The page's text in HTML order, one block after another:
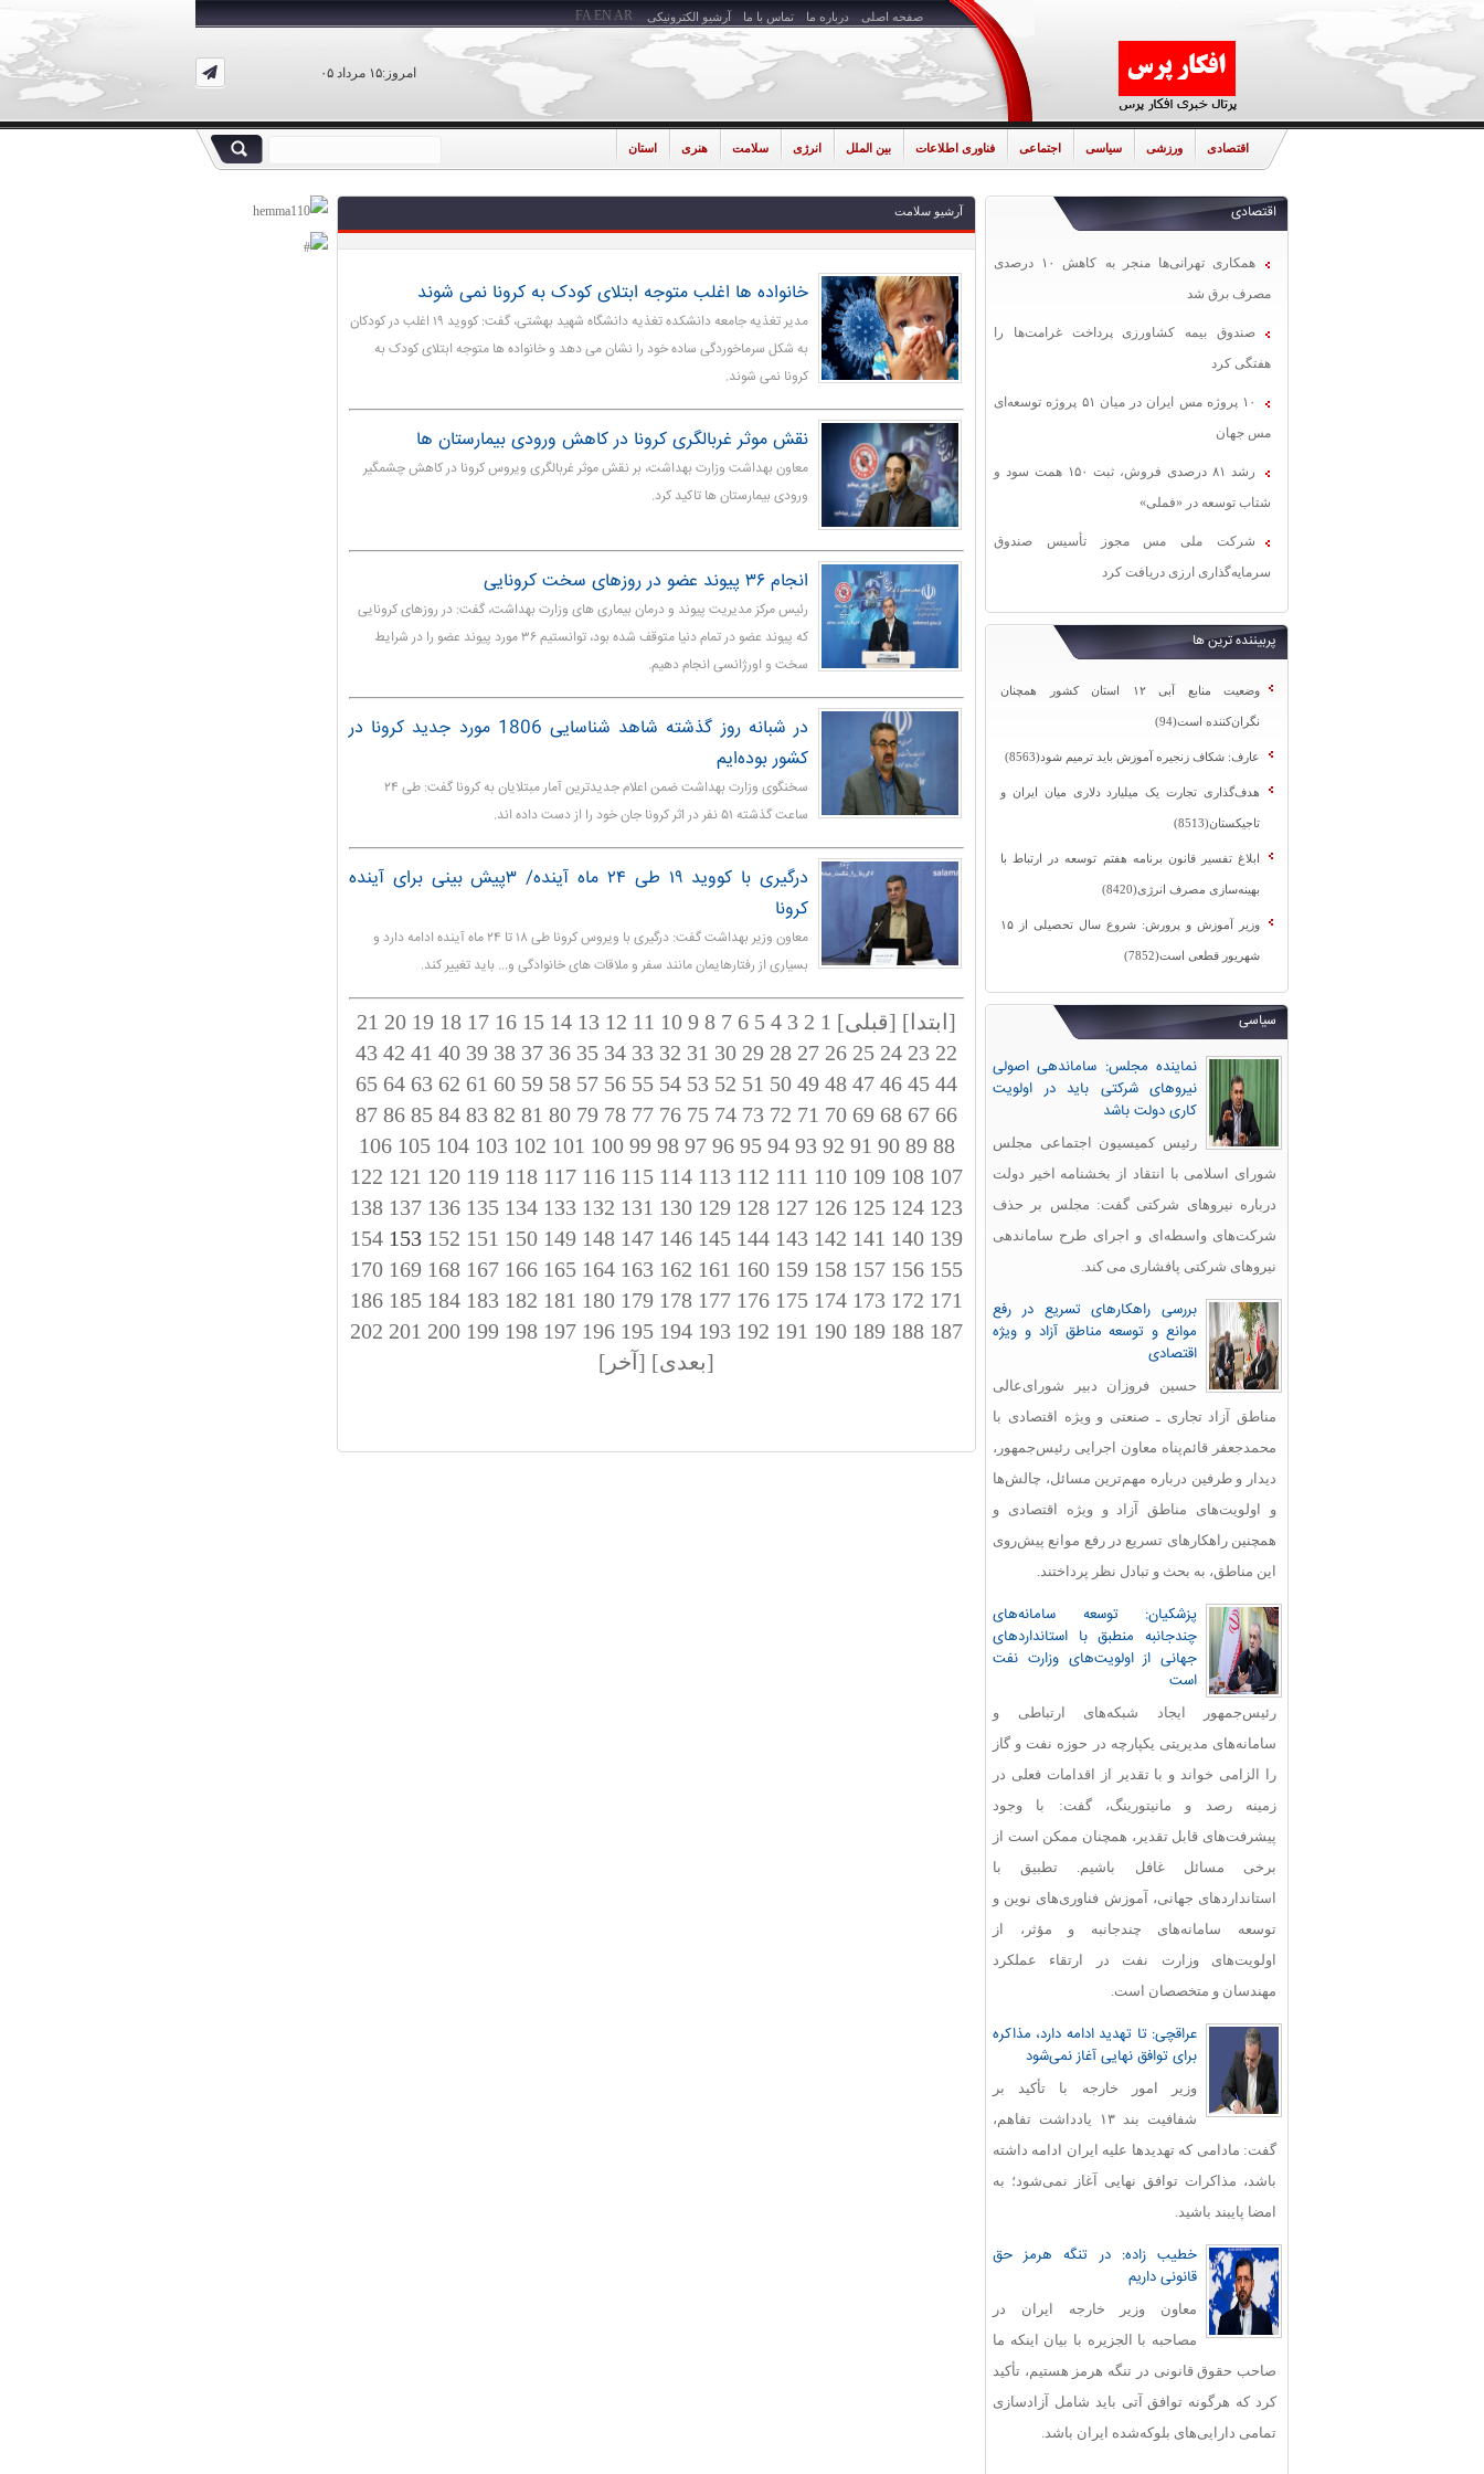
صفحه اصلی درباره ما تماس با ما آرشیو الکترونیکی
امروز:۱۵ مرداد ۰۵
FA EN AR
اقتصادی ورزشی سیاسی اجتماعی فناوری اطلاعات بین الملل انرژی سلامت هنری استان
اقتصادی
همکاری تهرانی‌ها منجر به کاهش ۱۰ درصدی
مصرف برق شد
صندوق بیمه کشاورزی پرداخت غرامت‌ها را
هفتگی کرد
۱۰ پروژه مس ایران در میان ۵۱ پروژه توسعه‌ای
مس جهان
رشد ۸۱ درصدی فروش، ثبت ۱۵۰ همت سود و
شتاب توسعه در «فملی»
شرکت ملی مس مجوز تأسیس صندوق
سرمایه‌گذاری ارزی دریافت کرد
پربیننده ترین ها
وضعیت منابع آبی ۱۲ استان کشور همچنان
نگران‌کننده است(94)
عارف: شکاف زنجیره آموزش باید ترمیم شود(8563)
هدف‌گذاری تجارت یک میلیارد دلاری میان ایران و
تاجیکستان(8513)
ابلاغ تفسیر قانون برنامه هفتم توسعه در ارتباط با
بهینه‌سازی مصرف انرژی(8420)
وزیر آموزش و پرورش: شروع سال تحصیلی از ۱۵
شهریور قطعی است(7852)
سیاسی
نماینده مجلس: ساماندهی اصولی
نیروهای شرکتی باید در اولویت
کاری دولت باشد
رئیس کمیسیون اجتماعی مجلس
شورای اسلامی با انتقاد از بخشنامه اخیر دولت
درباره نیروهای شرکتی گفت: مجلس بر حذف
شرکت‌های واسطه‌ای و اجرای طرح ساماندهی
نیروهای شرکتی پافشاری می کند.
بررسی راهکارهای تسریع در رفع
موانع و توسعه مناطق آزاد و ویژه
اقتصادی
حسین فروزان دبیر شورای‌عالی
مناطق آزاد تجاری ـ صنعتی و ویژه اقتصادی با
محمدجعفر قائم‌پناه معاون اجرایی رئیس‌جمهور،
دیدار و طرفین درباره مهم‌ترین مسائل، چالش‌ها
و اولویت‌های مناطق آزاد و ویژه اقتصادی و
همچنین راهکارهای تسریع در رفع موانع پیش‌روی
این مناطق، به بحث و تبادل نظر پرداختند.
پزشکیان: توسعه سامانه‌های
چندجانبه منطبق با استانداردهای
جهانی از اولویت‌های وزارت نفت
است
رئیس‌جمهور ایجاد شبکه‌های ارتباطی و
سامانه‌های مدیریتی یکپارچه در حوزه نفت و گاز
را الزامی خواند و با تقدیر از اقدامات فعلی در
زمینه رصد و مانیتورینگ، گفت: با وجود
پیشرفت‌های قابل‌ تقدیر، همچنان ممکن است از
برخی مسائل غافل باشیم. تطبیق با
استانداردهای جهانی، آموزش فناوری‌های نوین و
توسعه سامانه‌های چندجانبه و مؤثر، از
اولویت‌های وزارت نفت در ارتقاء عملکرد
مهندسان و متخصصان است.
عراقچی: تا تهدید ادامه دارد، مذاکره
برای توافق نهایی آغاز نمی‌شود
وزیر امور خارجه با تأکید بر
شفافیت بند ۱۳ یادداشت تفاهم،
گفت: مادامی که تهدیدها علیه ایران ادامه داشته
باشد، مذاکرات توافق نهایی آغاز نمی‌شود؛ به
امضا پایبند باشید.
خطیب زاده: در تنگه هرمز حق
قانونی داریم
معاون وزیر خارجه ایران در
مصاحبه با الجزیره با بیان اینکه ما
صاحب حقوق قانونی در تنگه هرمز هستیم، تأکید
کرد که هرگونه توافق آتی باید شامل آزادسازی
تمامی دارایی‌های بلوکه‌شده ایران باشد.
آرشیو سلامت
خانواده ها اغلب متوجه ابتلای کودک به کرونا نمی شوند
مدیر تغذیه جامعه دانشکده تغذیه دانشگاه شهید بهشتی، گفت: کووید ۱۹ اغلب در کودکان
به شکل سرماخوردگی ساده خود را نشان می دهد و خانواده ها متوجه ابتلای کودک به
کرونا نمی شوند.
نقش موثر غربالگری کرونا در کاهش ورودی بیمارستان ها
معاون بهداشت وزارت بهداشت، بر نقش موثر غربالگری ویروس کرونا در کاهش چشمگیر
ورودی بیمارستان ها تاکید کرد.
انجام ۳۶ پیوند عضو در روزهای سخت کرونایی
رئیس مرکز مدیریت پیوند و درمان بیماری های وزارت بهداشت، گفت: در روزهای کرونایی
که پیوند عضو در تمام دنیا متوقف شده بود، توانستیم ۳۶ مورد پیوند عضو را در شرایط
سخت و اورژانسی انجام دهیم.
در شبانه روز گذشته شاهد شناسایی 1806 مورد جدید کرونا در
کشور بوده‌ایم
سخنگوی وزارت بهداشت ضمن اعلام جدیدترین آمار مبتلایان به کرونا گفت: طی ۲۴
ساعت گذشته ۵۱ نفر در اثر کرونا جان خود را از دست داده اند.
درگیری با کووید ۱۹ طی ۲۴ ماه آینده/ ۳پیش بینی برای آینده
کرونا
معاون وزیر بهداشت گفت: درگیری با ویروس کرونا طی ۱۸ تا ۲۴ ماه آینده ادامه دارد و
بسیاری از رفتارهایمان مانند سفر و ملاقات های خانوادگی و... باید تغییر کند.
[ابتدا] [قبلی] 1
2
3
4
5
6
7
8
9
10
11
12
13
14
15
16
17
18
19
20
21
22
23
24
25
26
27
28
29
30
31
32
33
34
35
36
37
38
39
40
41
42
43
44
45
46
47
48
49
50
51
52
53
54
55
56
57
58
59
60
61
62
63
64
65
66
67
68
69
70
71
72
73
74
75
76
77
78
79
80
81
82
83
84
85
86
87
88
89
90
91
92
93
94
95
96
97
98
99
100
101
102
103
104
105
106
107
108
109
110
111
112
113
114
115
116
117
118
119
120
121
122
123
124
125
126
127
128
129
130
131
132
133
134
135
136
137
138
139
140
141
142
143
144
145
146
147
148
149
150
151
152
154
155
156
157
158
159
160
161
162
163
164
165
166
167
168
169
170
171
172
173
174
175
176
177
178
179
180
181
182
183
184
185
186
187
188
189
190
191
192
193
194
195
196
197
198
199
200
201
202
[بعدی] [آخر]